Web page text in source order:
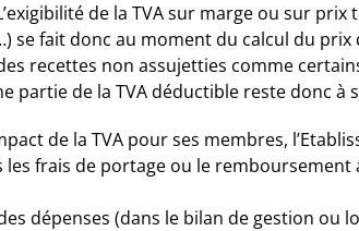
de la TVA sur marge ou sur
se fait donc au moment du calcul du
recettes non assujetties comme
partie de la TVA déductible reste donc
de la TVA pour ses membres,
frais de portage ou le remboursement
dépenses (dans le bilan de gestion ou